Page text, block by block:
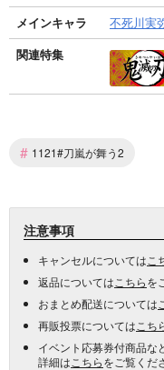
メインキャラ
不死川実
関連特集
# 1121#刀嵐が舞う2
注意事項
キャンセルについては こ
返品については こちらを
おまとめ配送については
再販投票については こち
イベント応募券付商品な
詳細は こちらをご覧くだ